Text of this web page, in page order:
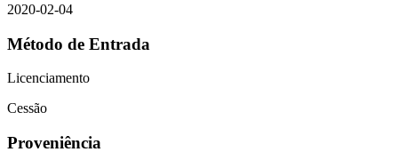
2020-02-04
Método de Entrada
Licenciamento
Cessão
Proveniência